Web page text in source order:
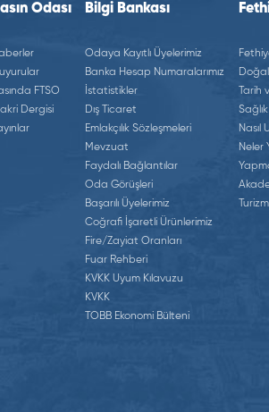
Odası
FTSO
Dergisi
Bilgi Bankası
Odaya Kayıtlı Üyelerimiz
Banka Hesap Numaralarımız
İstatistikler
Dış Ticaret
Emlakçılık Sözleşmeleri
Mevzuat
Faydalı Bağlantılar
Oda Görüşleri
Başarılı Üyelerimiz
Coğrafi İşaretli Ürünlerimiz
Fire/Zayiat Oranları
Fuar Rehberi
KVKK Uyum Kılavuzu
KVKK
TOBB Ekonomi Bülteni
Doğal
Tarih
Nasıl
Neler